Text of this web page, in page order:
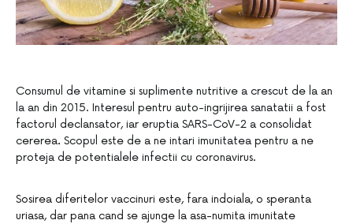
Consumul de vitamine si suplimente nutritive a crescut de la an
la an din 2015. Interesul pentru auto-ingrijirea sanatatii a fost
factorul declansator, iar eruptia SARS-CoV-2 a consolidat
cererea. Scopul este de a ne intari imunitatea pentru a ne
proteja de potentialele infectii cu coronavirus.
Sosirea diferitelor vaccinuri este, fara indoiala, o speranta
uriasa, dar pana cand se ajunge la asa-numita imunitate